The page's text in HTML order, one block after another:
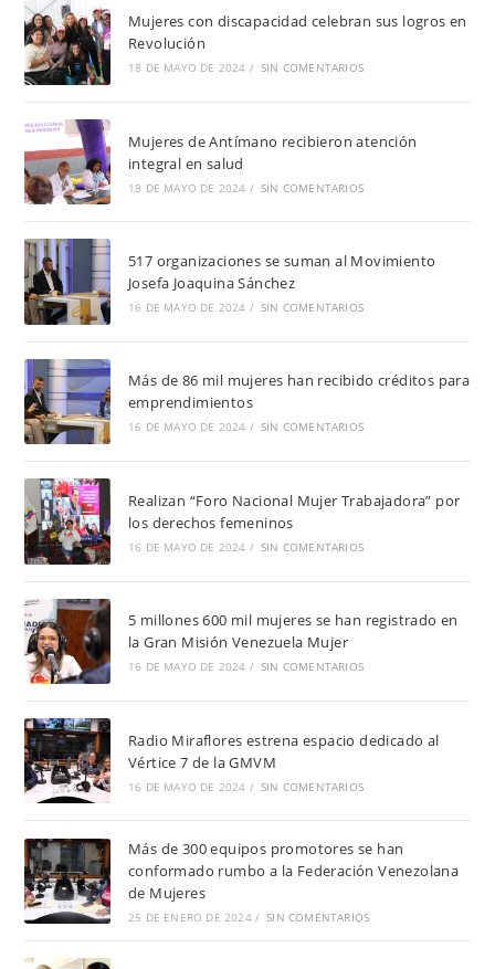
Mujeres con discapacidad celebran sus logros en
Revolución
18 DE MAYO DE 2024 / SIN COMENTARIOS
Mujeres de Antímano recibieron atención
integral en salud
18 DE MAYO DE 2024 / SIN COMENTARIOS
517 organizaciones se suman al Movimiento
Josefa Joaquina Sánchez
16 DE MAYO DE 2024 / SIN COMENTARIOS
Más de 86 mil mujeres han recibido créditos para
emprendimientos
16 DE MAYO DE 2024 / SIN COMENTARIOS
Realizan “Foro Nacional Mujer Trabajadora” por
los derechos femeninos
16 DE MAYO DE 2024 / SIN COMENTARIOS
5 millones 600 mil mujeres se han registrado en
la Gran Misión Venezuela Mujer
16 DE MAYO DE 2024 / SIN COMENTARIOS
Radio Miraflores estrena espacio dedicado al
Vértice 7 de la GMVM
16 DE MAYO DE 2024 / SIN COMENTARIOS
Más de 300 equipos promotores se han
conformado rumbo a la Federación Venezolana
de Mujeres
25 DE ENERO DE 2024 / SIN COMENTARIOS